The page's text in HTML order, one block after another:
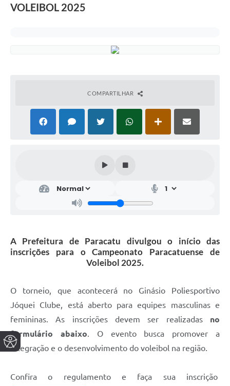
VOLEIBOL 2025
COMPARTILHAR
A Prefeitura de Paracatu divulgou o início das
inscrições para o Campeonato Paracatuense de
Voleibol 2025.
O torneio, que acontecerá no Ginásio Poliesportivo
Jóquei Clube, está aberto para equipes masculinas e
femininas. As inscrições devem ser realizadas no
formulário abaixo. O evento busca promover a
integração e o desenvolvimento do voleibol na região.
Confira o regulamento e faça sua inscrição